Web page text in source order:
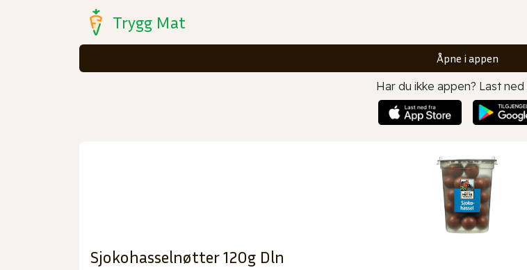
Trygg Mat
Åpne i appen
Har du ikke appen? Last ned
Sjokohasselnøtter 120g Dln